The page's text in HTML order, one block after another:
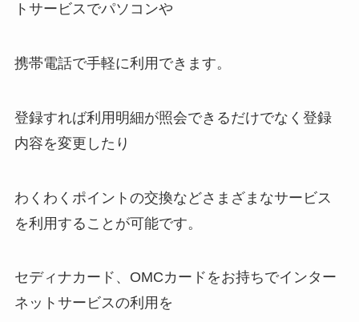
トサービスでパソコンや
携帯電話で手軽に利用できます。
登録すれば利用明細が照会できるだけでなく登録
内容を変更したり
わくわくポイントの交換などさまざまなサービス
を利用することが可能です。
セディナカード、OMCカードをお持ちでインター
ネットサービスの利用を